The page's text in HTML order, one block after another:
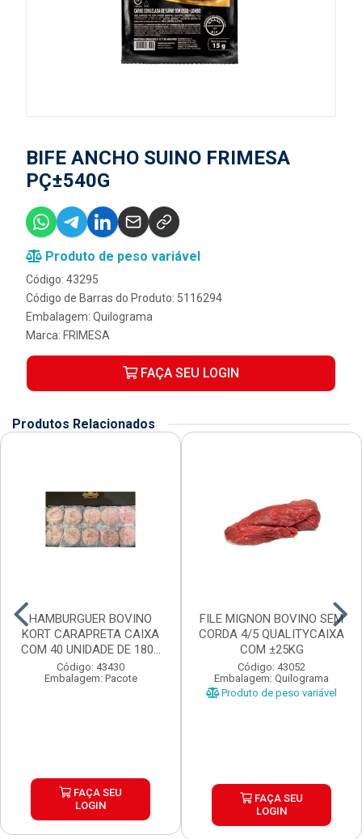
BIFE ANCHO SUINO FRIMESA
PÇ±540G
Produto de peso variável
Código: 43295
Código de Barras do Produto: 5116294
Embalagem: Quilograma
Marca: FRIMESA
FAÇA SEU LOGIN
Produtos Relacionados
HAMBURGUER BOVINO
KORT CARAPRETA CAIXA
COM 40 UNIDADE DE 180...
Código: 43430
Embalagem: Pacote
FAÇA SEU
LOGIN
FILE MIGNON BOVINO SEM
CORDA 4/5 QUALITYCAIXA
COM ±25KG
Código: 43052
Embalagem: Quilograma
Produto de peso variável
FAÇA SEU
LOGIN